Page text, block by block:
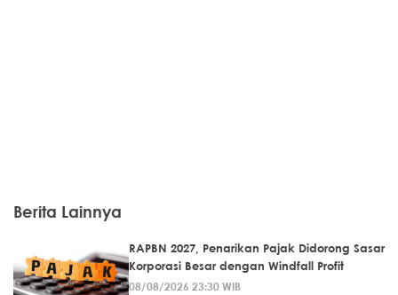
Berita Lainnya
RAPBN 2027, Penarikan Pajak Didorong Sasar
Korporasi Besar dengan Windfall Profit
08/08/2026 23:30 WIB